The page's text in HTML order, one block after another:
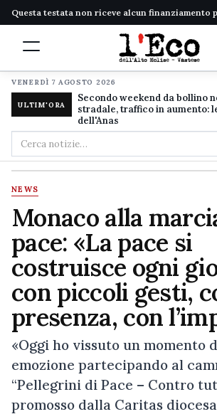
Questa testata non riceve alcun finanziamento
VENERDÌ 7 AGOSTO 2026
ULTIM'ORA
Secondo weekend da bollino
stradale, traffico in aumento:
dell'Anas
Cerca
nel
sito
NEWS
Monaco alla
pace: «La pace si
costruisce ogni
con piccoli gesti,
presenza, con
«Oggi ho vissuto un momento
emozione partecipando al
“Pellegrini di Pace – Contro
promosso dalla Caritas